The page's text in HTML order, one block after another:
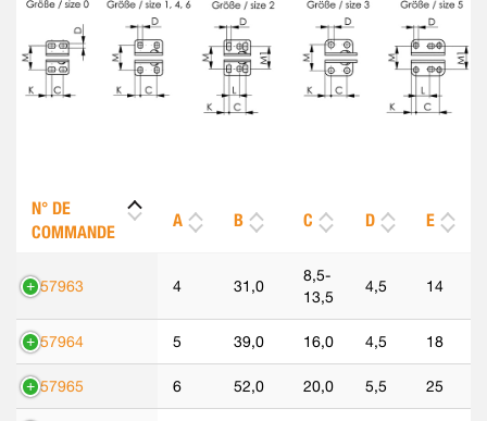
N° DE
COMMANDE
A B C D E
557963 4 31,0
8,5-
13,5
4,5 14
557964 5 39,0 16,0 4,5 18
557965 6 52,0 20,0 5,5 25